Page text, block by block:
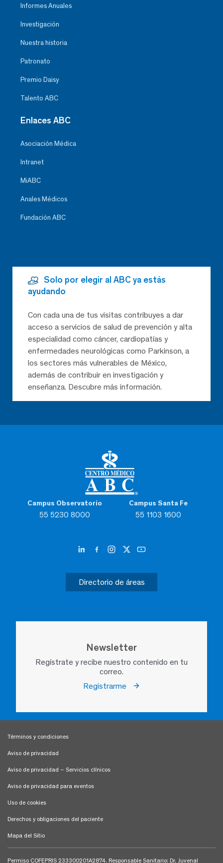
Campus Observatorio
55 5230 8000
Campus Santa Fe
55 1103 1600
Directorio de áreas
Newsletter
Regístrate y recibe nuestro contenido en tu
correo.
Registrarme
Informes Anuales
Investigación
Nuestra historia
Patronato
Premio Daisy
Talento ABC
Enlaces ABC
Asociación Médica
Intranet
MiABC
Anales Médicos
Fundación ABC
Solo por elegir al ABC ya estás
ayudando
Con cada una de tus visitas contribuyes a dar
acceso a servicios de salud de prevención y alta
especialidad como cáncer, cardiopatías y
enfermedades neurológicas como Parkinson, a
los sectores más vulnerables de México,
además de contribuir en investigación y
enseñanza. Descubre más información.
Términos y condiciones
Aviso de privacidad
Aviso de privacidad – Servicios clínicos
Aviso de privacidad para eventos
Uso de cookies
Derechos y obligaciones del paciente
Mapa del Sitio
Permiso COFEPRIS 233300201A2874. Responsable Sanitario: Dr. Juvenal